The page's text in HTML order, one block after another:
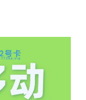
费前停
未再专属渠
返费的并且